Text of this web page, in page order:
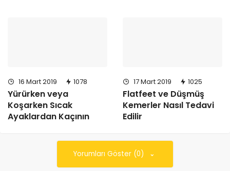
16 Mart 2019 1078
Yürürken veya
Koşarken Sıcak
Ayaklardan Kaçının
17 Mart 2019 1025
Flatfeet ve Düşmüş
Kemerler Nasıl Tedavi
Edilir
Yorumları Göster (0)